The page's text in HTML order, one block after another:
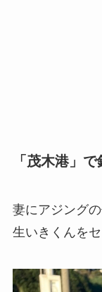
「茂木港」で
妻にアジング
生いきくんを